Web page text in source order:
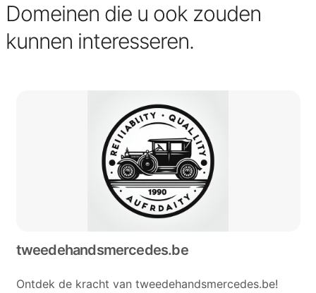
Domeinen die u ook zouden
kunnen interesseren.
tweedehandsmercedes.be
Ontdek de kracht van tweedehandsmercedes.be!